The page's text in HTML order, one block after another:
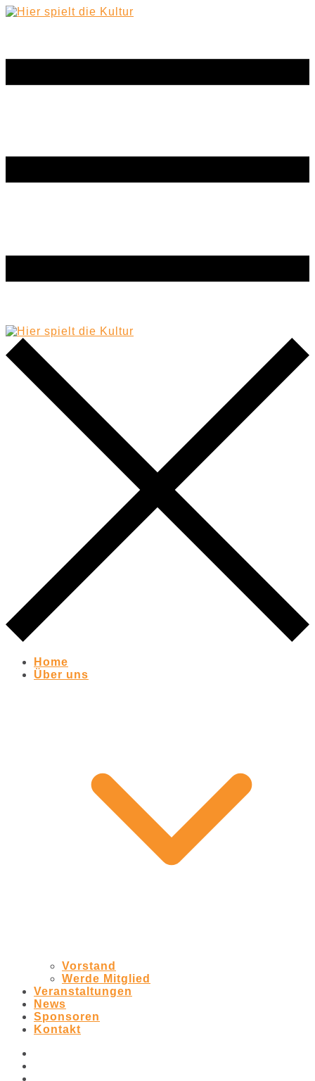
Home
Über uns
Vorstand
Werde Mitglied
Veranstaltungen
News
Sponsoren
Kontakt